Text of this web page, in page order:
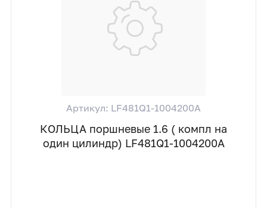
Артикул: LF481Q1-1004200A
КОЛЬЦА поршневые 1.6 ( компл на
один цилиндр) LF481Q1-1004200A